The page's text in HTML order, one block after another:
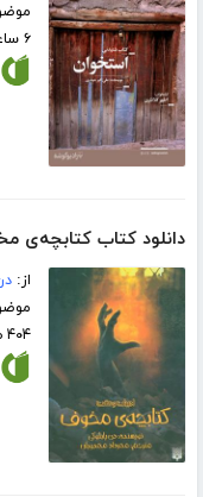
۶ ساعت و ۱۷ دقیقه
دانلود کتاب کتابچه‌ی
از:
۴۰۴ صفحه